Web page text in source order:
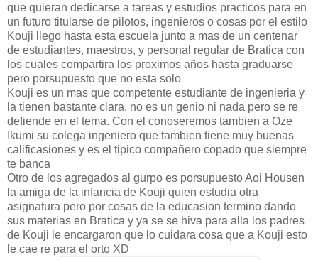
que quieran dedicarse a tareas y estudios practicos para en
un futuro titularse de pilotos, ingenieros o cosas por el estilo
Kouji llego hasta esta escuela junto a mas de un centenar
de estudiantes, maestros, y personal regular de Bratica con
los cuales compartira los proximos años hasta graduarse
pero porsupuesto que no esta solo
Kouji es un mas que competente estudiante de ingenieria y
la tienen bastante clara, no es un genio ni nada pero se re
defiende en el tema. Con el conoseremos tambien a Oze
Ikumi su colega ingeniero que tambien tiene muy buenas
calificasiones y es el tipico compañero copado que siempre
te banca
Otro de los agregados al gurpo es porsupuesto Aoi Housen
la amiga de la infancia de Kouji quien estudia otra
asignatura pero por cosas de la educasion termino dando
sus materias en Bratica y ya se se hiva para alla los padres
de Kouji le encargaron que lo cuidara cosa que a Kouji esto
le cae re para el orto XD